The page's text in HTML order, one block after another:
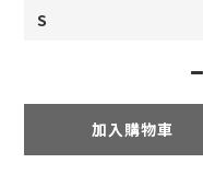
加入購物車